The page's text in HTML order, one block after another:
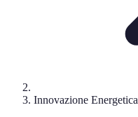
Innovazione Energetica